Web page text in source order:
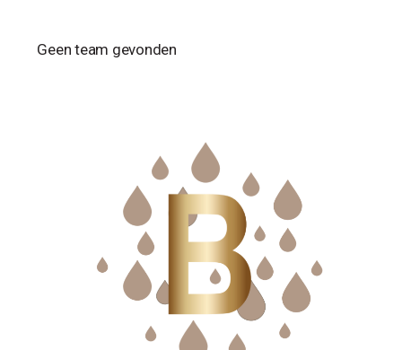
Geen team gevonden